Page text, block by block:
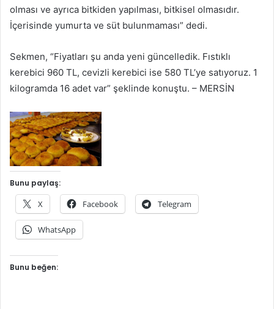
olması ve ayrıca bitkiden yapılması, bitkisel olmasıdır.
İçerisinde yumurta ve süt bulunmaması” dedi.
Sekmen, “Fiyatları şu anda yeni güncelledik. Fıstıklı
kerebici 960 TL, cevizli kerebici ise 580 TL’ye satıyoruz. 1
kilogramda 16 adet var” şeklinde konuştu. – MERSİN
Bunu paylaş:
X Facebook Telegram
WhatsApp
Bunu beğen: